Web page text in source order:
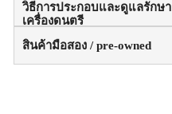
วิธีการประกอบและดูแลรักษา
เครื่องดนตรี
สินค้ามือสอง / pre-owned